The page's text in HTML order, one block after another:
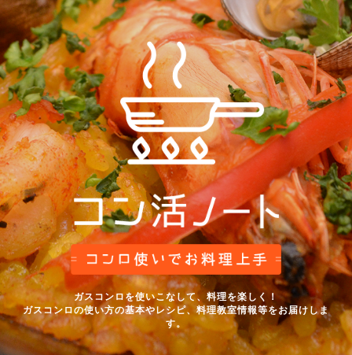
ガスコンロを使いこなして、料理を楽しく！
ガスコンロの使い方の基本やレシピ、料理教室情報等をお届けしま
す。